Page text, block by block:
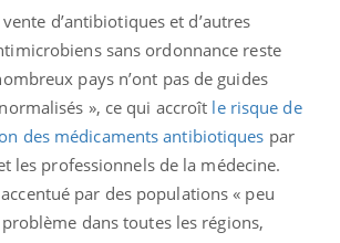
d’antibiotiques et d’autres
sans ordonnance reste
pays n’ont pas de guides
», ce qui accroît le risque de
des médicaments antibiotiques par
les professionnels de la médecine.
par des populations « peu
dans toutes les régions,